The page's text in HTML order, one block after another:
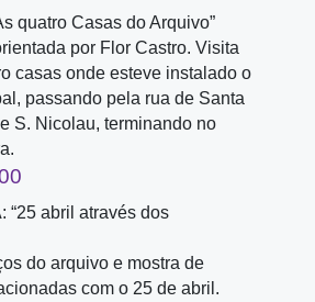
quatro Casas do Arquivo”
por Flor Castro. Visita
casas onde esteve instalado o
passando pela rua de Santa
S. Nicolau, terminando no
“25 abril através dos
do arquivo e mostra de
com o 25 de abril.